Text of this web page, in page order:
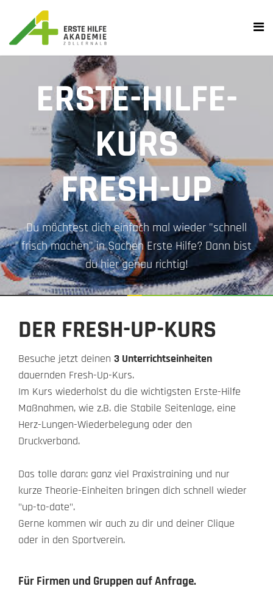
ERSTE-HILFE-
KURS
FRESH-UP
Du möchtest dich einfach mal wieder "schnell
frisch machen" in Sachen Erste Hilfe? Dann bist
du hier genau richtig!
DER FRESH-UP-KURS
Besuche jetzt deinen 3 Unterrichtseinheiten
dauernden Fresh-Up-Kurs.
Im Kurs wiederholst du die wichtigsten Erste-Hilfe
Maßnahmen, wie z.B. die Stabile Seitenlage, eine
Herz-Lungen-Wiederbelegung oder den
Druckverband.
Das tolle daran: ganz viel Praxistraining und nur
kurze Theorie-Einheiten bringen dich schnell wieder
"up-to-date".
Gerne kommen wir auch zu dir und deiner Clique
oder in den Sportverein.
Für Firmen und Gruppen auf Anfrage.